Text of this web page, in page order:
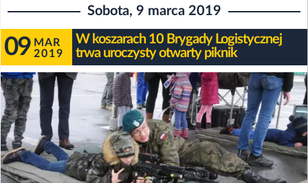
Sobota, 9 marca 2019
09 MAR
2019
W koszarach 10 Brygady Logistycznej
trwa uroczysty otwarty piknik